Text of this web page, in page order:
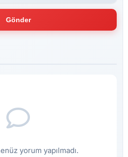
Gönder
yorum yapılmadı.